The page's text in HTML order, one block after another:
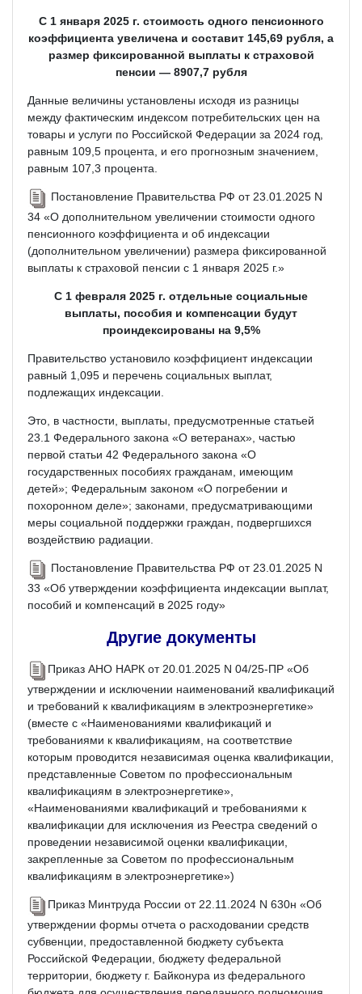
С 1 января 2025 г. стоимость одного пенсионного
коэффициента увеличена и составит 145,69 рубля, а
размер фиксированной выплаты к страховой
пенсии — 8907,7 рубля
Данные величины установлены исходя из разницы
между фактическим индексом потребительских цен на
товары и услуги по Российской Федерации за 2024 год,
равным 109,5 процента, и его прогнозным значением,
равным 107,3 процента.
Постановление Правительства РФ от 23.01.2025 N
34 «О дополнительном увеличении стоимости одного
пенсионного коэффициента и об индексации
(дополнительном увеличении) размера фиксированной
выплаты к страховой пенсии с 1 января 2025 г.»
С 1 февраля 2025 г. отдельные социальные
выплаты, пособия и компенсации будут
проиндексированы на 9,5%
Правительство установило коэффициент индексации
равный 1,095 и перечень социальных выплат,
подлежащих индексации.
Это, в частности, выплаты, предусмотренные статьей
23.1 Федерального закона «О ветеранах», частью
первой статьи 42 Федерального закона «О
государственных пособиях гражданам, имеющим
детей»; Федеральным законом «О погребении и
похоронном деле»; законами, предусматривающими
меры социальной поддержки граждан, подвергшихся
воздействию радиации.
Постановление Правительства РФ от 23.01.2025 N
33 «Об утверждении коэффициента индексации выплат,
пособий и компенсаций в 2025 году»
Другие документы
Приказ АНО НАРК от 20.01.2025 N 04/25-ПР «Об
утверждении и исключении наименований квалификаций
и требований к квалификациям в электроэнергетике»
(вместе с «Наименованиями квалификаций и
требованиями к квалификациям, на соответствие
которым проводится независимая оценка квалификации,
представленные Советом по профессиональным
квалификациям в электроэнергетике»,
«Наименованиями квалификаций и требованиями к
квалификации для исключения из Реестра сведений о
проведении независимой оценки квалификации,
закрепленные за Советом по профессиональным
квалификациям в электроэнергетике»)
Приказ Минтруда России от 22.11.2024 N 630н «Об
утверждении формы отчета о расходовании средств
субвенции, предоставленной бюджету субъекта
Российской Федерации, бюджету федеральной
территории, бюджету г. Байконура из федерального